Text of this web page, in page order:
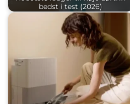
bedst i test (2026)